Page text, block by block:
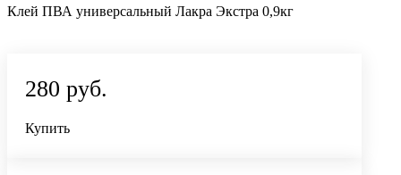
Клей ПВА универсальный Лакра Экстра 0,9кг
280 руб.
Купить